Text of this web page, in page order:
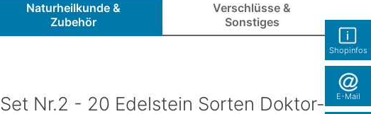
Shopinfos
E-Mail
Naturheilkunde &
Zubehör
Verschlüsse &
Sonstiges
Set Nr.2 - 20 Edelstein Sorten Doktor-